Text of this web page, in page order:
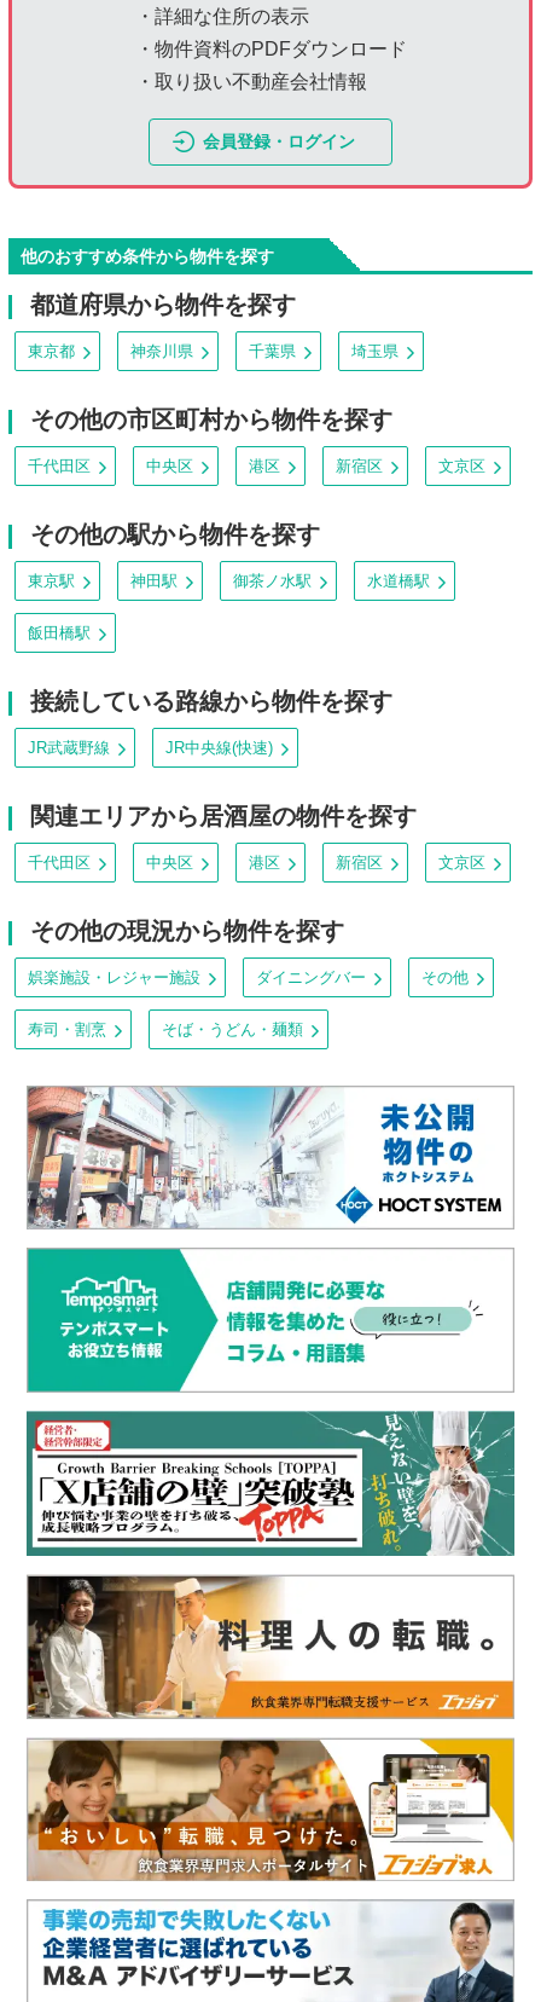
・詳細な住所の表示
・物件資料のPDFダウンロード
・取り扱い不動産会社情報
会員登録・ログイン
他のおすすめ条件から物件を探す
都道府県から物件を探す
東京都 神奈川県 千葉県 埼玉県
その他の市区町村から物件を探す
千代田区 中央区 港区 新宿区 文京区
その他の駅から物件を探す
東京駅 神田駅 御茶ノ水駅 水道橋駅
飯田橋駅
接続している路線から物件を探す
JR武蔵野線 JR中央線(快速)
関連エリアから居酒屋の物件を探す
千代田区 中央区 港区 新宿区 文京区
その他の現況から物件を探す
娯楽施設・レジャー施設 ダイニングバー その他
寿司・割烹 そば・うどん・麺類